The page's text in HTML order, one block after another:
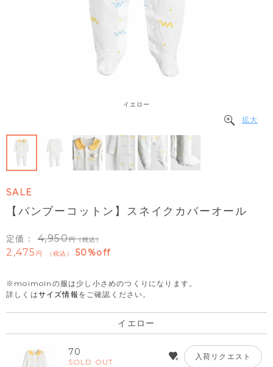
イエロー
拡大
SALE
【バンブーコットン】スネイクカバーオール
定価： 4,950 （税込）
2,475 税込 50%off
※moimolnの服は少し小さめのつくりになります。
詳しくはサイズ情報 をご確認ください。
イエロー
70
SOLD OUT
入荷リクエスト